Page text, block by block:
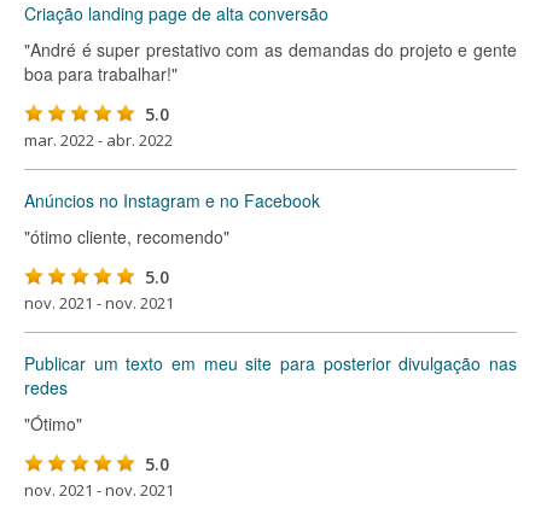
Criação landing page de alta conversão
"André é super prestativo com as demandas do projeto e gente
boa para trabalhar!"
5.0
mar. 2022 - abr. 2022
Anúncios no Instagram e no Facebook
"ótimo cliente, recomendo"
5.0
nov. 2021 - nov. 2021
Publicar um texto em meu site para posterior divulgação nas
redes
"Ótimo"
5.0
nov. 2021 - nov. 2021